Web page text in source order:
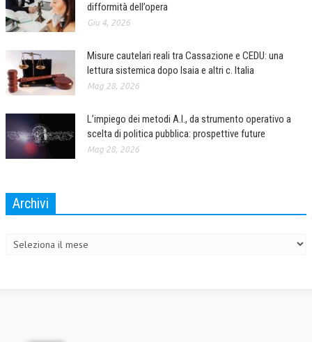
difformità dell’opera
Giu 4, 2026
Misure cautelari reali tra Cassazione e CEDU: una
lettura sistemica dopo Isaia e altri c. Italia
Mag 28, 2026
L’impiego dei metodi A.I., da strumento operativo a
scelta di politica pubblica: prospettive future
Mag 28, 2026
Archivi